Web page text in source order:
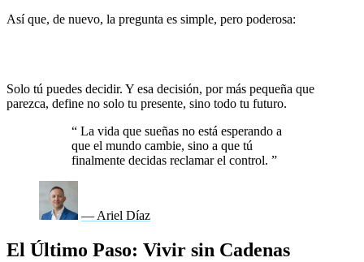
Así que, de nuevo, la pregunta es simple, pero poderosa:
Solo tú puedes decidir. Y esa decisión, por más pequeña que
parezca, define no solo tu presente, sino todo tu futuro.
“ La vida que sueñas no está esperando a
que el mundo cambie, sino a que tú
finalmente decidas reclamar el control. ”
— Ariel Díaz
El Último Paso: Vivir sin Cadenas